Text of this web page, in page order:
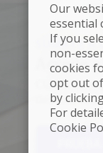
SÚMATE
Clases de
descuentos
Our
essential
If you
non-
cookies
opt out
by
For
Cookie